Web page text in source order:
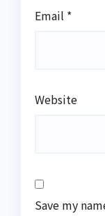
Email *
Website
Save my